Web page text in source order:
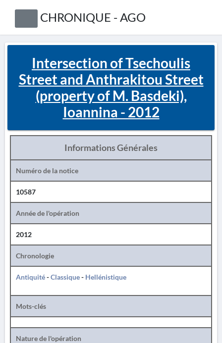
CHRONIQUE - AGO
Intersection of Tsechoulis
Street and Anthrakitou Street
(property of M. Basdeki),
Ioannina - 2012
Informations Générales
Numéro de la notice
10587
Année de l'opération
2012
Chronologie
Antiquité-Classique- Hellénistique
Mots-clés
Nature de l'opération